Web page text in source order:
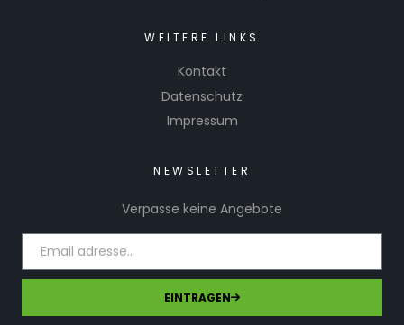
WEITERE LINKS
Kontakt
Datenschutz
Impressum
NEWSLETTER
Verpasse keine Angebote
EINTRAGEN